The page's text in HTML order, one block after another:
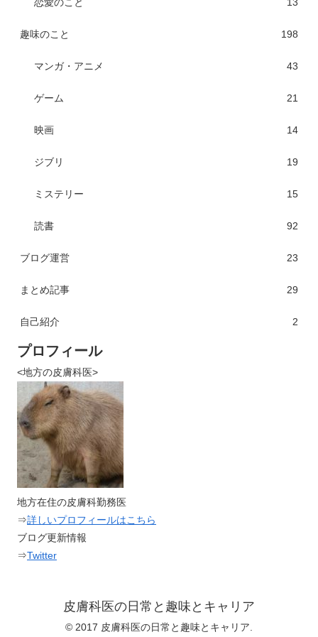
趣味のこと 198
マンガ・アニメ 43
ゲーム 21
映画 14
ジブリ 19
ミステリー 15
読書 92
ブログ運営 23
まとめ記事 29
自己紹介 2
プロフィール
<地方の皮膚科医>
地方在住の皮膚科勤務医
⇒詳しいプロフィールはこちら
ブログ更新情報
⇒Twitter
皮膚科医の日常と趣味とキャリア
© 2017 皮膚科医の日常と趣味とキャリア.